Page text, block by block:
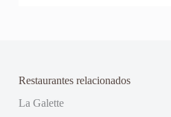
Restaurantes relacionados
La Galette